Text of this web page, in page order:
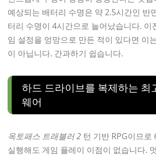
예상되는 배터리 수명은 약 2.5시간인 반
터리 수명이 4시간으로 늘어났습니다. 이
임 설정을 엉망으로 만든 적이 있다면 이
이 아닙니다. 간과하기 쉽습니다.
하드 드라이브를 복제하는 최
웨어
옥토패스 트래블러 2 턴 기반 RPG이므로
실행해도 게임 플레이 이점이 없습니다.